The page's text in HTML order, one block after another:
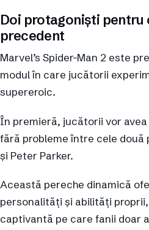
Doi protagoniști pentru
precedent
Marvel’s Spider-Man 2 este
modul în care jucătorii
supereroic.
În premieră, jucătorii vor
fără probleme între cele două
și Peter Parker.
Această pereche dinamică
personalități și abilități
captivantă pe care fanii doar